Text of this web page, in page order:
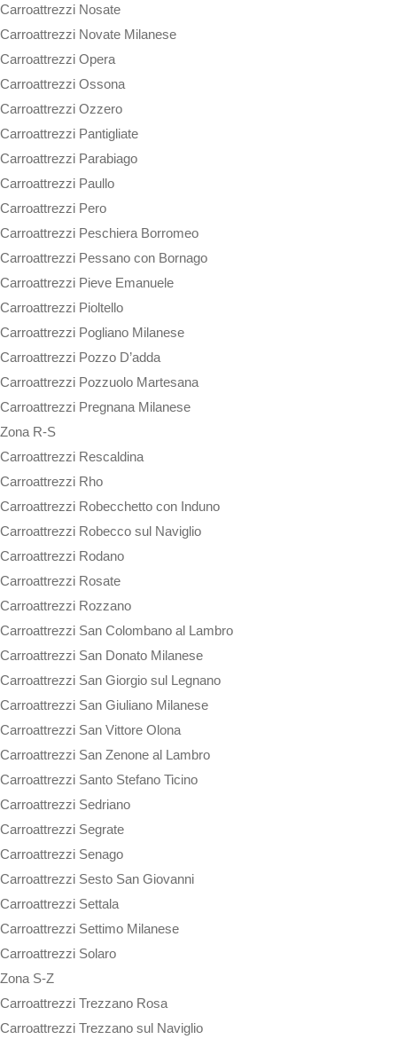
Carroattrezzi Nosate
Carroattrezzi Novate Milanese
Carroattrezzi Opera
Carroattrezzi Ossona
Carroattrezzi Ozzero
Carroattrezzi Pantigliate
Carroattrezzi Parabiago
Carroattrezzi Paullo
Carroattrezzi Pero
Carroattrezzi Peschiera Borromeo
Carroattrezzi Pessano con Bornago
Carroattrezzi Pieve Emanuele
Carroattrezzi Pioltello
Carroattrezzi Pogliano Milanese
Carroattrezzi Pozzo D’adda
Carroattrezzi Pozzuolo Martesana
Carroattrezzi Pregnana Milanese
Zona R-S
Carroattrezzi Rescaldina
Carroattrezzi Rho
Carroattrezzi Robecchetto con Induno
Carroattrezzi Robecco sul Naviglio
Carroattrezzi Rodano
Carroattrezzi Rosate
Carroattrezzi Rozzano
Carroattrezzi San Colombano al Lambro
Carroattrezzi San Donato Milanese
Carroattrezzi San Giorgio sul Legnano
Carroattrezzi San Giuliano Milanese
Carroattrezzi San Vittore Olona
Carroattrezzi San Zenone al Lambro
Carroattrezzi Santo Stefano Ticino
Carroattrezzi Sedriano
Carroattrezzi Segrate
Carroattrezzi Senago
Carroattrezzi Sesto San Giovanni
Carroattrezzi Settala
Carroattrezzi Settimo Milanese
Carroattrezzi Solaro
Zona S-Z
Carroattrezzi Trezzano Rosa
Carroattrezzi Trezzano sul Naviglio